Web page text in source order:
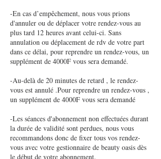
-En cas d’empêchement, nous vous prions
d'annuler ou de déplacer votre rendez-vous au
plus tard 12 heures avant celui-ci. Sans
annulation ou déplacement de rdv de votre part
dans ce délai, pour reprendre un rendez-vous, un
supplément de 4000F vous sera demandé.
-Au-delà de 20 minutes de retard , le rendez-
vous est annulé .Pour reprendre un rendez-vous ,
un supplément de 4000F vous sera demandé
-Les séances d'abonnement non effectuées durant
la durée de validité sont perdues, nous vous
recommandons donc de fixer tous vos rendez-
vous avec votre gestionnaire de beauty oasis dès
le début de votre abonnement.